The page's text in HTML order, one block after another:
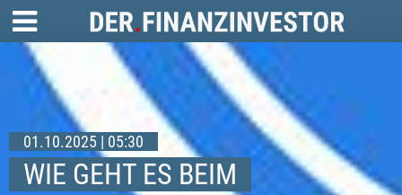
01.10.2025 | 05:30
WIE GEHT ES BEIM